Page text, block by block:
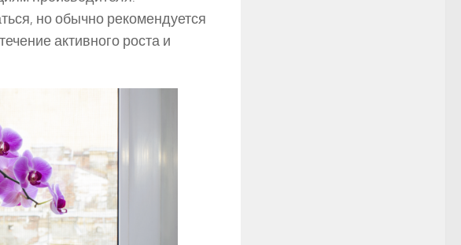
но обычно рекомендуется
активного роста и